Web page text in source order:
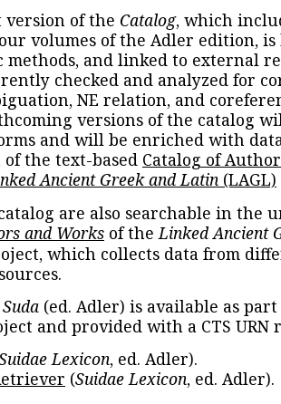
of the Catalog, which
volumes of the Adler edition, is
methods, and linked to external
checked and analyzed for
NE relation, and
versions of the catalog
and will be enriched with
of the text-based Catalog of
Ancient Greek and Latin (LAGL)
are also searchable in the
and Works of theLinked Ancient
which collects data from
Suda (ed. Adler) is available as
and provided with a CTS URN
Lexicon, ed. Adler).
(Suidae Lexicon, ed. Adler).